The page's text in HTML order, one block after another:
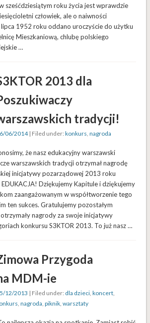
sześćdziesiątym roku życia jest wprawdzie
człowiek, ale o naiwności
1952 roku oddano uroczyście do użytku
Mieszkaniową, chlubę polskiego
…
2013 dla
tradycji!
06/2014| Filed under:konkurs ,nagroda
że nasz edukacyjny warszawski
warszawskich tradycji otrzymał nagrodę
inicjatywy pozarządowej 2013 roku
Dziękujemy Kapitule i dziękujemy
zaangażowanym w współtworzenie tego
ten sukces. Gratulujemy pozostałym
nagrody za swoje inicjatywy
konkursu S3KTOR 2013. To już nasz …
Przygoda
MDM-ie
12/2013 | Filed under: dla dzieci ,koncert
,nagroda ,piknik ,warsztaty